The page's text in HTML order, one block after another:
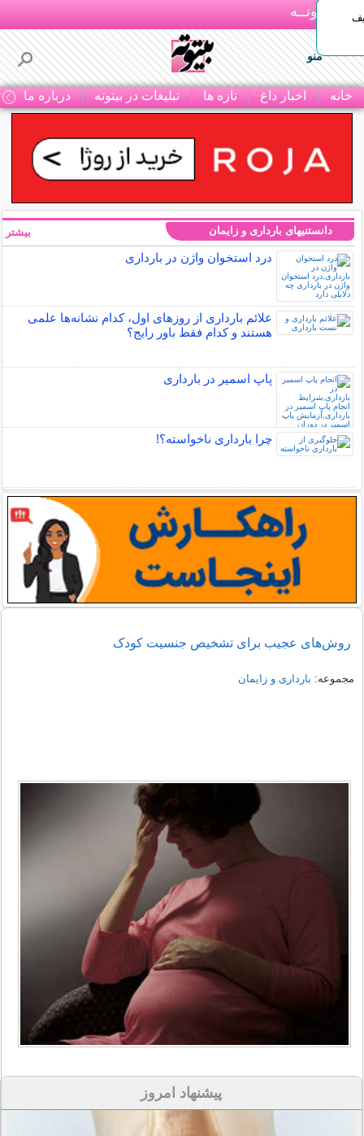
بـیتوتــه
منو
خانه اخبار داغ تازه ها تبلیغات در بیتوته درباره ما
دانستنیهای بارداری و زایمان
درد استخوان واژن در بارداری
علائم بارداری از روزهای اول، کدام نشانه‌ها علمی
هستند و کدام فقط باور رایج؟
پاپ اسمیر در بارداری
چرا بارداری ناخواسته؟!
بیشتر
روش‌های عجیب‌ برای تشخیص جنسیت کودک
مجموعه: بارداری و زایمان
پیشنهاد امروز